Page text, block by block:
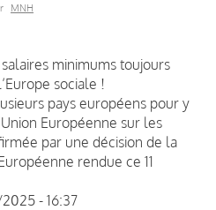
MNH
minimums toujours
sociale !
pays européens pour y
Européenne sur les
par une décision de la
rendue ce 11
- 16:37